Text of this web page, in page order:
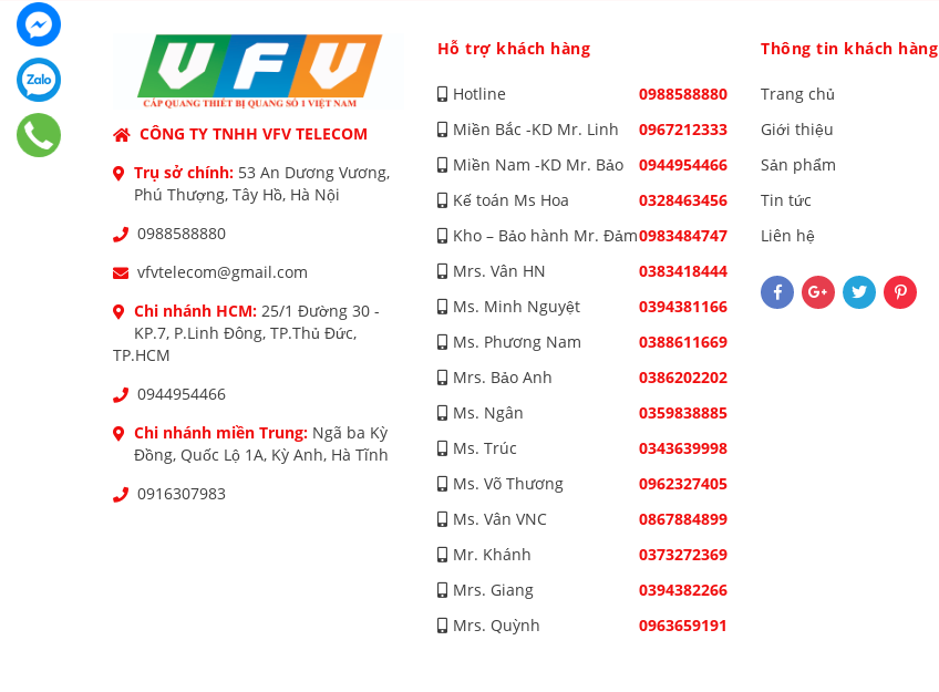
CÔNG TY TNHH VFV TELECOM
Trụ sở chính: 53 An Dương Vương,
Phú Thượng, Tây Hồ, Hà Nội
0988588880
vfvtelecom@gmail.com
Chi nhánh HCM: 25/1 Đường 30 -
KP.7, P.Linh Đông, TP.Thủ Đức,
TP.HCM
0944954466
Chi nhánh miền Trung: Ngã ba Kỳ
Đồng, Quốc Lộ 1A, Kỳ Anh, Hà Tĩnh
0916307983
Hỗ trợ khách hàng
Hotline
0988588880
Miền Bắc -KD Mr. Linh
0967212333
Miền Nam -KD Mr. Bảo
0944954466
Kế toán Ms Hoa
0328463456
Kho – Bảo hành Mr. Đảm0983484747
Mrs. Vân HN
0383418444
Ms. Minh Nguyệt
0394381166
Ms. Phương Nam
0388611669
Mrs. Bảo Anh
0386202202
Ms. Ngân
0359838885
Ms. Trúc
0343639998
Ms. Võ Thương
0962327405
Ms. Vân VNC
0867884899
Mr. Khánh
0373272369
Mrs. Giang
0394382266
Mrs. Quỳnh
0963659191
Thông tin khách hàng
Trang chủ
Giới thiệu
Sản phẩm
Tin tức
Liên hệ